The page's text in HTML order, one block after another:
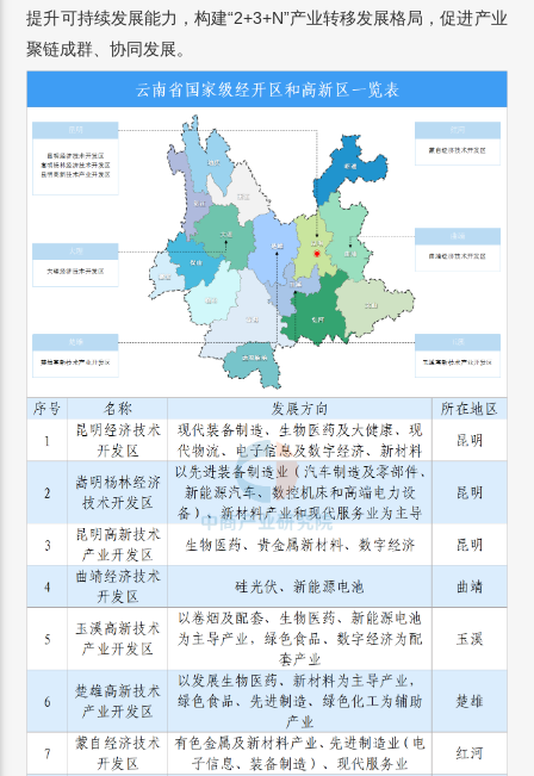
提升可持续发展能力，构建“2+3+N”产业转移发展格局，促进产业
聚链成群、协同发展。